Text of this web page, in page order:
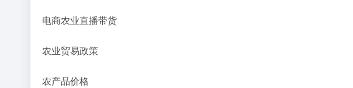
电商农业直播带货
农业贸易政策
农产品价格